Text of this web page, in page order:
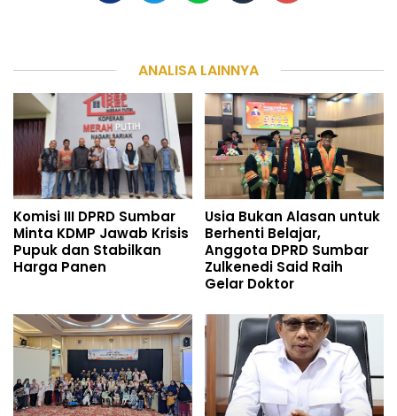
ANALISA LAINNYA
Komisi III DPRD Sumbar
Minta KDMP Jawab Krisis
Pupuk dan Stabilkan
Harga Panen
Usia Bukan Alasan untuk
Berhenti Belajar,
Anggota DPRD Sumbar
Zulkenedi Said Raih
Gelar Doktor